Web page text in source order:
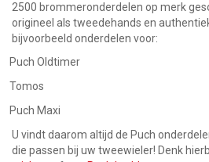
2500 brommeronderdelen op merk
origineel als tweedehands en
bijvoorbeeld onderdelen voor:
Puch Oldtimer
Tomos
Puch Maxi
U vindt daarom altijd de Puch
die passen bij uw tweewieler! Denk